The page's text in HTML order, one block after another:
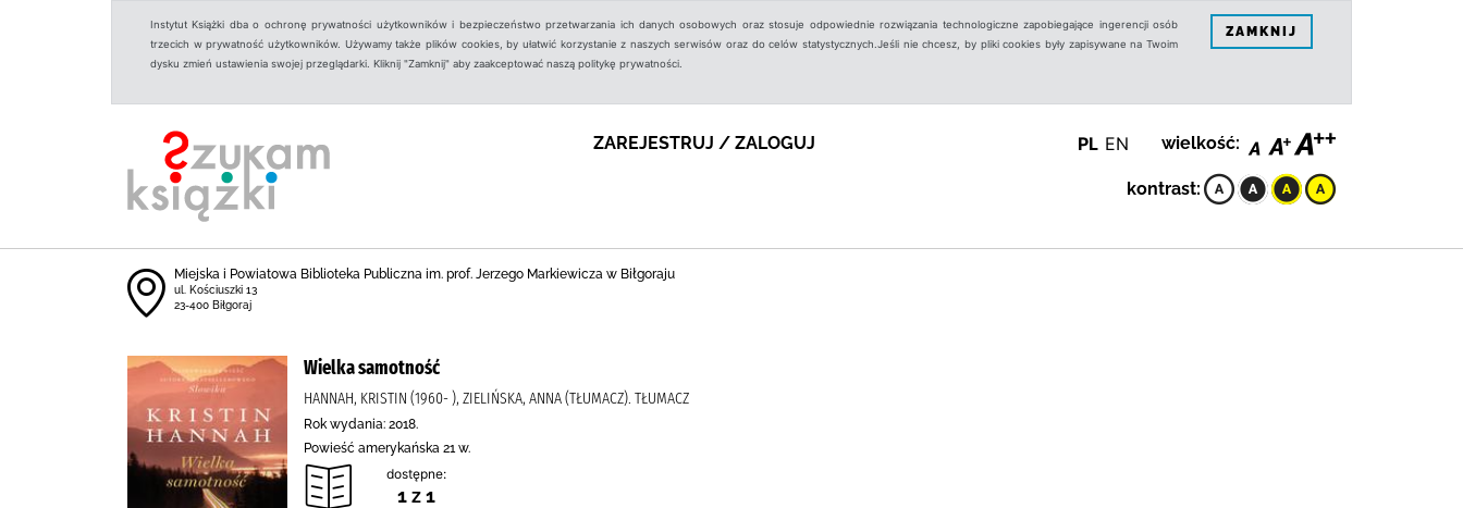
Instytut Książki dba o ochronę prywatności użytkowników i bezpieczeństwo przetwarzania ich danych osobowych oraz stosuje odpowiednie rozwiązania technologiczne zapobiegające ingerencji osób
trzecich w prywatność użytkowników. Używamy także plików cookies, by ułatwić korzystanie z naszych serwisów oraz do celów statystycznych.Jeśli nie chcesz, by pliki cookies były zapisywane na Twoim
dysku zmień ustawienia swojej przeglądarki. Kliknij "Zamknij" aby zaakceptować naszą politykę prywatności.
ZAMKNIJ
ZAREJESTRUJ / ZALOGUJ PL EN wielkość:
kontrast:
Miejska i Powiatowa Biblioteka Publiczna im. prof. Jerzego Markiewicza w Biłgoraju
ul. Kościuszki 13
23-400 Biłgoraj
Wielka samotność
HANNAH, KRISTIN (1960- ), ZIELIŃSKA, ANNA (TŁUMACZ). TŁUMACZ
Rok wydania: 2018.
Powieść amerykańska 21 w.
dostępne:
1 z 1